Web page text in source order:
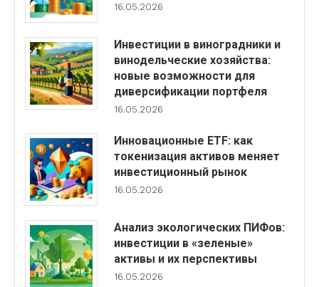
16.05.2026
Инвестиции в виноградники и
винодельческие хозяйства:
новые возможности для
диверсификации портфеля
16.05.2026
Инновационные ETF: как
токенизация активов меняет
инвестиционный рынок
16.05.2026
Анализ экологических ПИФов:
инвестиции в «зеленые»
активы и их перспективы
16.05.2026